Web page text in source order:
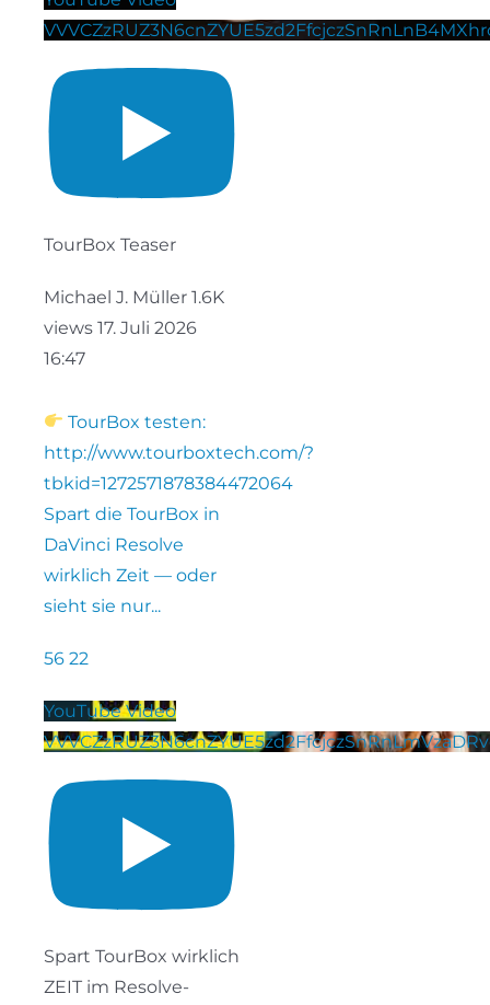
TourBox Teaser
Michael J. Müller 1.6K
views 17. Juli 2026
16:47
TourBox testen:
http://www.tourboxtech.com/?
tbkid=1272571878384472064
Spart die TourBox in
DaVinci Resolve
wirklich Zeit — oder
sieht sie nur...
56 22
YouTube Video
Spart TourBox wirklich
ZEIT im Resolve-